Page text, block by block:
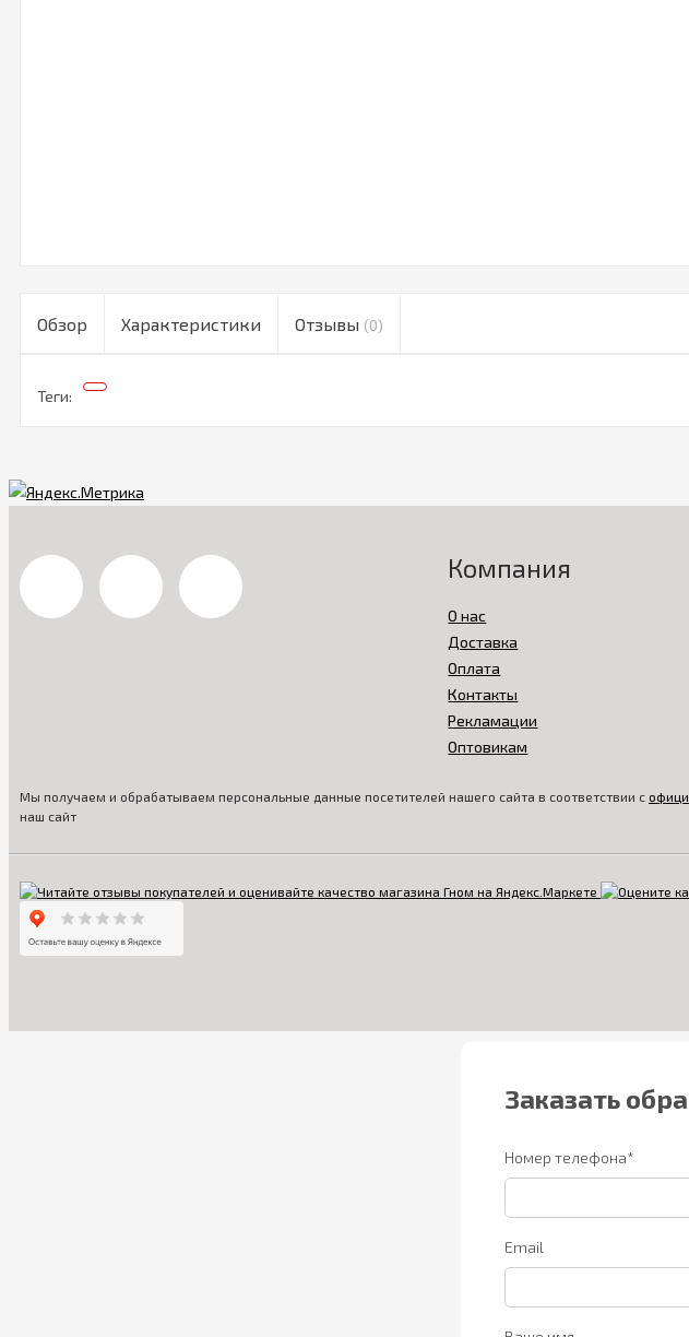
Обзор Характеристики Отзывы (0)
Теги:
Компания
О нас
Доставка
Оплата
Контакты
Рекламации
Оптовикам
Мы получаем и обрабатываем персональные данные посетителей нашего сайта в соответствии с
наш сайт
Заказать
Номер телефона*
Email